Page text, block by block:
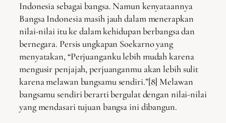
Indonesia sebagai bangsa. Namun kenyataannya
Bangsa Indonesia masih jauh dalam menerapkan
nilai-nilai itu ke dalam kehidupan berbangsa dan
bernegara. Persis ungkapan Soekarno yang
menyatakan, “Perjuanganku lebih mudah karena
mengusir penjajah, perjuanganmu akan lebih sulit
karena melawan bangsamu sendiri.”[8] Melawan
bangsamu sendiri berarti bergulat dengan nilai-nilai
yang mendasari tujuan bangsa ini dibangun.